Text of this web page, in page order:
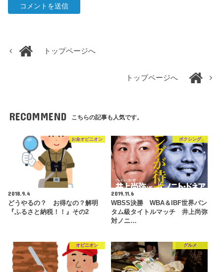
トップページへ
トップページへ
RECOMMEND こちらの記事も人気です。
お金オピニオン
2018.9.4
どうやるの？ お得なの？解明
『ふるさと納税！！』その2
ボクシング
2019.11.6
WBSS決勝 WBA＆IBF世界バン
タム級タイトルマッチ 井上尚弥
対ノニ…
オピニオン グルメ